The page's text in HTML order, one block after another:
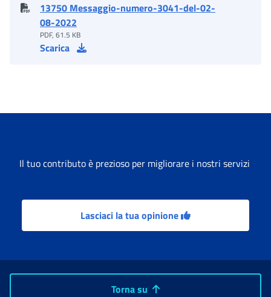
13750 Messaggio-numero-3041-del-02-
08-2022
PDF, 61.5 KB
Scarica
Il tuo contributo è prezioso per migliorare i nostri servizi
Lasciaci la tua opinione
Torna su